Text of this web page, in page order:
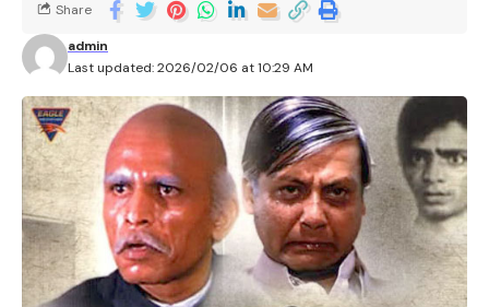
Last updated: 2026/02/06 at 10:29 AM
admin
Share